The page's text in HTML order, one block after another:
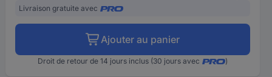
Livraison gratuite avec
Ajouter au panier
Droit de retour de 14 jours inclus (30 jours avec )